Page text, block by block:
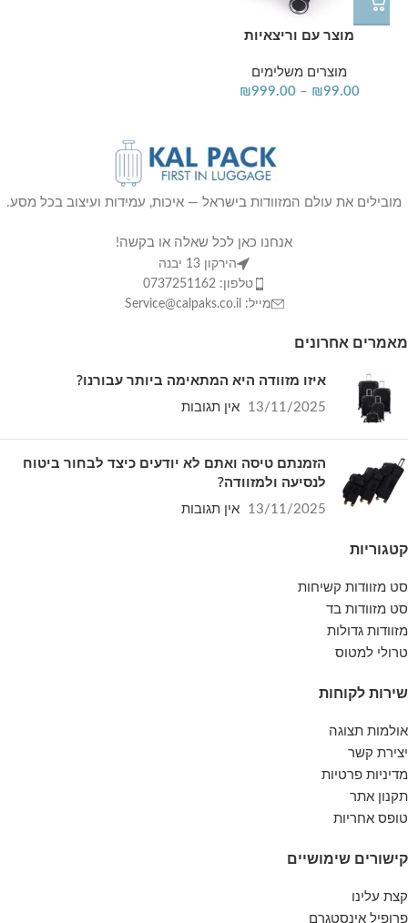
מוצר עם וריצאיות
מוצרים משלימים
₪99.00
–
₪999.00
מובילים את עולם המזוודות בישראל — איכות, עמידות ועיצוב בכל מסע.
אנחנו כאן לכל שאלה או בקשה!
הירקון 13 יבנה
טלפון: 0737251162
מייל: Service@calpaks.co.il
מאמרים אחרונים
איזו מזוודה היא המתאימה ביותר עבורנו?
13/11/2025 אין תגובות
הזמנתם טיסה ואתם לא יודעים כיצד לבחור ביטוח
לנסיעה ולמזוודה?
13/11/2025 אין תגובות
קטגוריות
סט מזוודות קשיחות
סט מזוודות בד
מזוודות גדולות
טרולי למטוס
שירות לקוחות
אולמות תצוגה
יצירת קשר
מדיניות פרטיות
תקנון אתר
טופס אחריות
קישורים שימושיים
קצת עלינו
פרופיל אינסטגרם